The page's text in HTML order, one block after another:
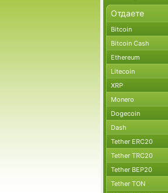
Bitcoin
Bitcoin Cash
Ethereum
Litecoin
XRP
Monero
Dogecoin
Dash
Tether ERC20
Tether TRC20
Tether BEP20
Tether TON